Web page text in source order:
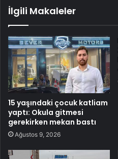
İlgili Makaleler
15 yaşındaki çocuk katliam
yaptı: Okula gitmesi
gerekirken mekan bastı
Ağustos 9, 2026